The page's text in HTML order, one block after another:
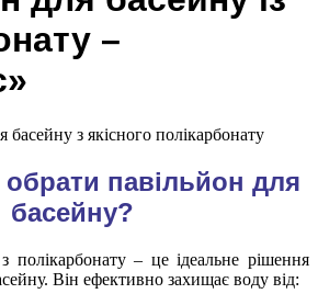
–
павільйон для
басейну?
полікарбонату – це ідеальне рішення
Він ефективно захищає воду від: